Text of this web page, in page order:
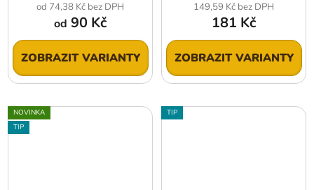
od 74,38 Kč bez DPH
od 90 Kč
ZOBRAZIT VARIANTY
149,59 Kč bez DPH
181 Kč
ZOBRAZIT VARIANTY
NOVINKA
TIP
TIP